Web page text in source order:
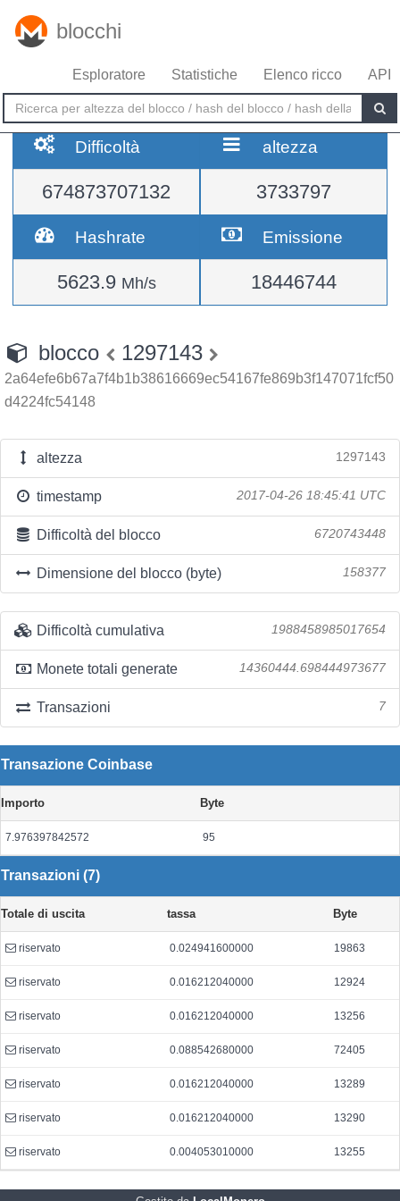
blocchi
Esploratore Statistiche Elenco ricco API
Difficoltà
674873707132
altezza
3733797
Hashrate
5623.9 Mh/s
Emissione
18446744
blocco 1297143
2a64efe6b67a7f4b1b38616669ec54167fe869b3f147071fcf50
d4224fc54148
altezza 1297143
timestamp 2017-04-26 18:45:41 UTC
Difficoltà del blocco 6720743448
Dimensione del blocco (byte) 158377
Difficoltà cumulativa 1988458985017654
Monete totali generate 14360444.698444973677
Transazioni 7
Transazione Coinbase
Importo Byte
7.976397842572 95
Transazioni (7)
Totale di uscita tassa Byte
riservato 0.024941600000 19863
riservato 0.016212040000 12924
riservato 0.016212040000 13256
riservato 0.088542680000 72405
riservato 0.016212040000 13289
riservato 0.016212040000 13290
riservato 0.004053010000 13255